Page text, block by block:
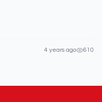
4 years ago 610